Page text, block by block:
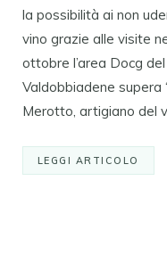
la possibilità ai non
vino grazie alle visite
ottobre l’area Docg
Valdobbiadene supera
Merotto, artigiano del
LEGGI ARTICOLO